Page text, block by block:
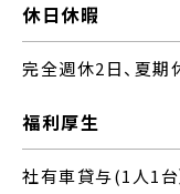
休日休暇
完全週休2日、夏期
福利厚生
社有車貸与(1人1台